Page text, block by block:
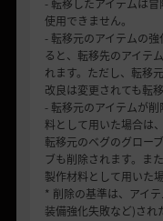
- 転移したアイテムは
使用できません。
- 転移元のアイテムの
ると、転移先のアイテ
れます。ただし、転移
改良は変更されても転
- 転移元のアイテムが
料として用いた場合は
転移元のベグのグロー
ブも削除されます。ま
製作材料として用いた
* 削除の基準は、アイ
装備強化失敗など)され